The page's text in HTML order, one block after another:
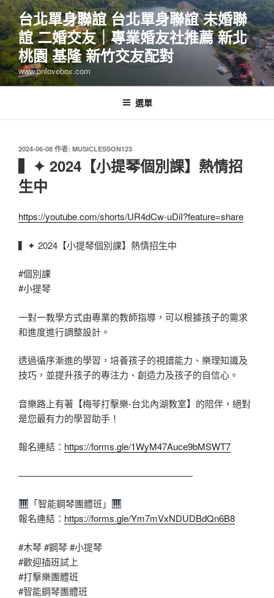
跳
至
主
要
內
容
台北單身聯誼 台北單身聯誼 未婚聯
誼 二婚交友｜專業婚友社推薦 新北
桃園 基隆 新竹交友配對
www.onlovebox.com
選單
發
佈
2024-06-08 作者: MUSICLESSON123
▍✦ 2024【小提琴個別課】熱情招
生中
https://youtube.com/shorts/UR4dCw-uDiI?feature=share
▍✦ 2024【小提琴個別課】熱情招生中
#個別課
#小提琴
一對一教學方式由專業的教師指導，可以根據孩子的需求
和進度進行調整設計。
透過循序漸進的學習，培養孩子的視譜能力、樂理知識及
技巧，並提升孩子的專注力、創造力及孩子的自信心。
音樂路上有著【梅苓打擊樂-台北內湖教室】的陪伴，絕對
是您最有力的學習助手！
報名連結： https://forms.gle/1WyM47Auce9bMSWT7
———————————————————
「智能鋼琴團體班」
報名連結： https://forms.gle/Ym7mVxNDUDBdQn6B8
#木琴#鋼琴#小提琴
#歡迎插班試上
#打擊樂團體班
#智能鋼琴團體班